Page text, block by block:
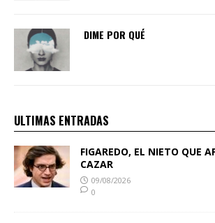
DIME POR QUÉ
ULTIMAS ENTRADAS
FIGAREDO, EL NIETO QUE
CAZAR
09/08/2026
0